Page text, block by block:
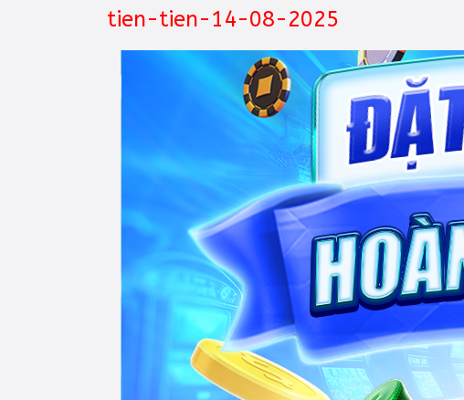
tien-tien-14-08-2025